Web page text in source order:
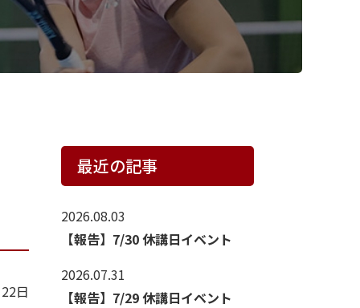
日
最近の記事
2026.08.03
【報告】7/30 休講日イベント
2026.07.31
【報告】7/29 休講日イベント